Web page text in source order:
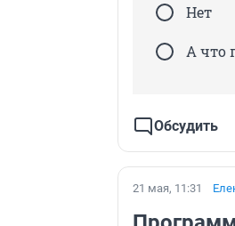
Нет
А что
Обсудить
21 мая, 11:31